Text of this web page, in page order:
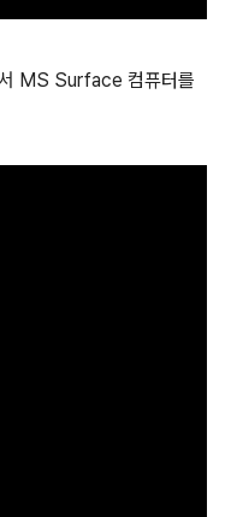
MS Surface 컴퓨터를